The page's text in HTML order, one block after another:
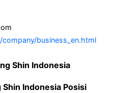
business_en.html
Shin Indonesia
Indonesia Posisi